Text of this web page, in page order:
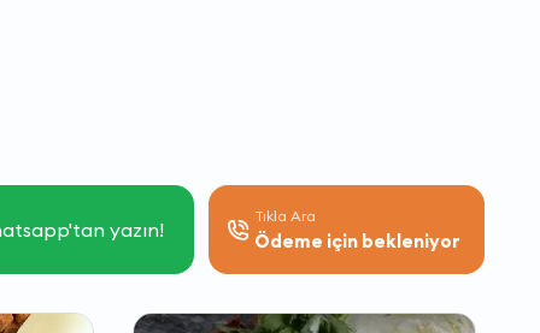
yazın!
Tıkla Ara
Ödeme için bekleniyor